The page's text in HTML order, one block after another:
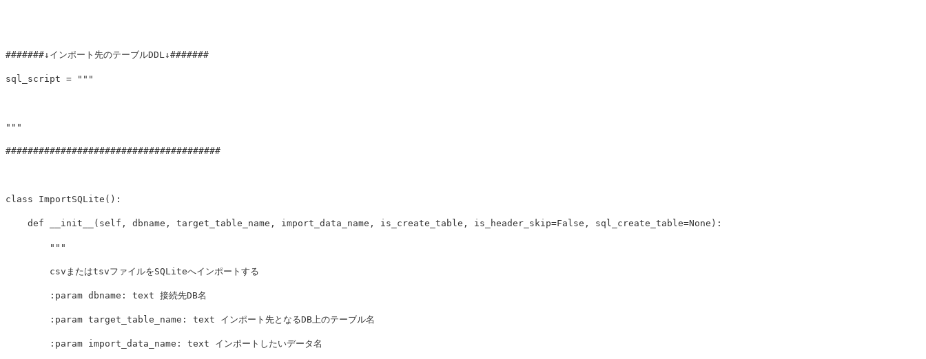
sql_script = """
"""
class ImportSQLite ():
def __init__ ( self , dbname , target_table_name , import_data_name , is_create_table , is_header_skip=False , sql_create_table=None ):
"""
        csvまたはtsvファイルをSQLiteへインポートする
        :param dbname: text 接続先DB名
        :param target_table_name: text インポート先となるDB上のテーブル名
        :param import_data_name: text インポートしたいデータ名